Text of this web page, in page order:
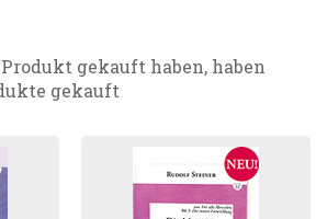
gekauft haben, haben
gekauft